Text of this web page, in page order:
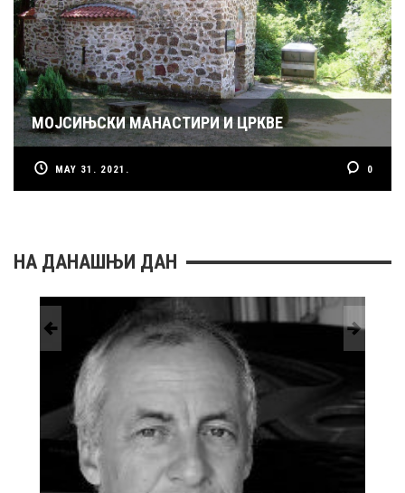
МОЈСИЊСКИ МАНАСТИРИ И ЦРКВЕ
MAY 31. 2021. 0
НА ДАНАШЊИ ДАН